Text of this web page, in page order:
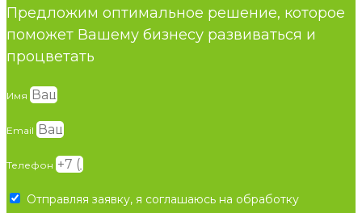
Предложим оптимальное решение, которое
поможет Вашему бизнесу развиваться и
процветать
Имя
Email
Телефон
Отправляя заявку, я соглашаюсь на обработку